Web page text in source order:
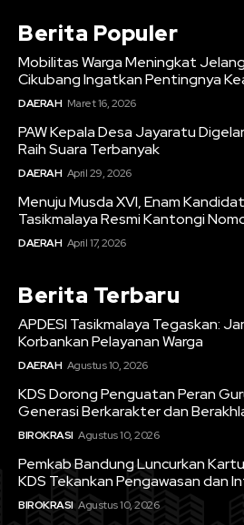
Berita Populer
Mobilitas Warga Meningkat
Cikubang Ingatkan Pentingnya
DAERAH Maret 16, 2026
PAW Kepala Desa Jayaratu
Raih Suara Terbanyak
DAERAH April 29, 2026
Menuju Musda XVI, Enam
Tasikmalaya Resmi Kantongi
DAERAH April 17, 2026
Berita Terbaru
APDESI Tasikmalaya Tegaskan:
Korbankan Pelayanan Warga
DAERAH Agustus 10, 2026
KDS Dorong Penguatan Peran
Generasi Berkarakter dan
BIROKRASI Agustus 10, 2026
Pemkab Bandung Luncurkan
KDS Tekankan Pengawasan dan
BIROKRASI Agustus 10, 2026